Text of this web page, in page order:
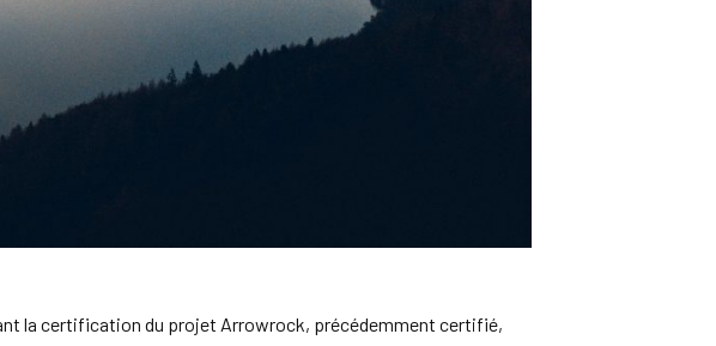
la certification du projet Arrowrock, précédemment certifié,